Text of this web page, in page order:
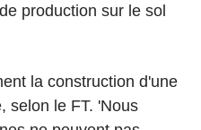
production sur le sol
la construction d'une
selon le FT. 'Nous